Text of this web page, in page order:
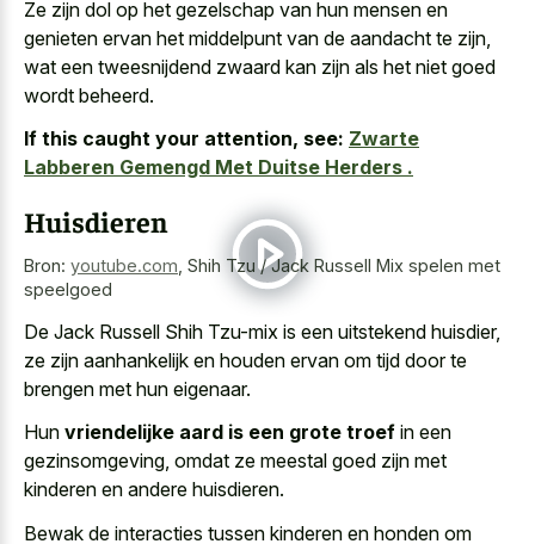
Ze zijn dol op het gezelschap van hun mensen en
genieten ervan het middelpunt van de aandacht te zijn,
wat een tweesnijdend zwaard kan zijn als het niet goed
wordt beheerd.
If this caught your attention, see: Zwarte
Labberen Gemengd Met Duitse Herders .
Huisdieren
Bron: youtube.com Shih Tzu / Jack Russell Mix spelen met
speelgoed
De Jack Russell Shih Tzu-mix is een uitstekend huisdier,
ze zijn aanhankelijk en houden ervan om tijd door te
brengen met hun eigenaar.
Hun vriendelijke aard is een grote troef in een
gezinsomgeving, omdat ze meestal goed zijn met
kinderen en andere huisdieren.
Bewak de interacties tussen kinderen en honden om